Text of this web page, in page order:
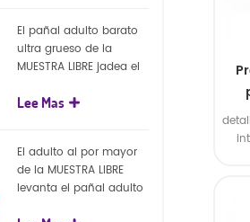
de la naturaleza
El pañal adulto barato
ultra grueso de la
MUESTRA LIBRE jadea el
para el adulto
Lee Mas
El adulto al por mayor
de la MUESTRA LIBRE
levanta el pañal adulto